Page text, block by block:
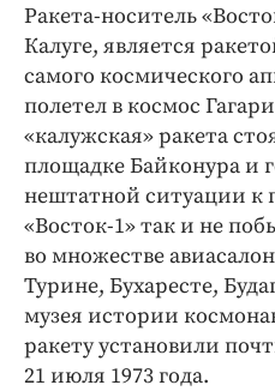
Ракета-носитель
Калуге, является
самого космического
полетел в космос
«калужская» ракета
площадке Байконура и
нештатной ситуации к
«Восток-1» так и не
во множестве
Турине, Бухаресте,
музея истории
ракету установили
21 июля 1973 года.